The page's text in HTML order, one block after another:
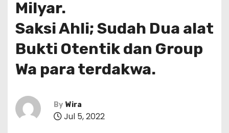
Milyar.
Saksi Ahli; Sudah Dua alat
Bukti Otentik dan Group
Wa para terdakwa.
By Wira
Jul 5, 2022